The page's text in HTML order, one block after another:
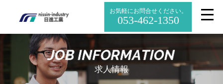
お気軽にお問合せください。
053-462-1350
求人情報